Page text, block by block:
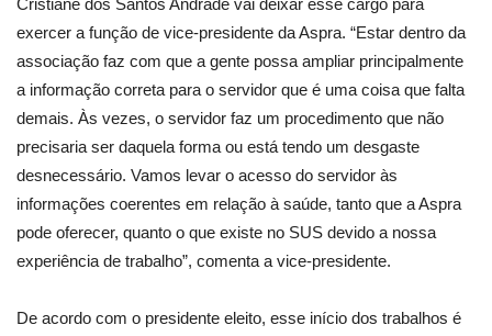
Cristiane dos Santos Andrade vai deixar esse cargo para
exercer a função de vice-presidente da Aspra. “Estar dentro da
associação faz com que a gente possa ampliar principalmente
a informação correta para o servidor que é uma coisa que falta
demais. Às vezes, o servidor faz um procedimento que não
precisaria ser daquela forma ou está tendo um desgaste
desnecessário. Vamos levar o acesso do servidor às
informações coerentes em relação à saúde, tanto que a Aspra
pode oferecer, quanto o que existe no SUS devido a nossa
experiência de trabalho”, comenta a vice-presidente.
De acordo com o presidente eleito, esse início dos trabalhos é